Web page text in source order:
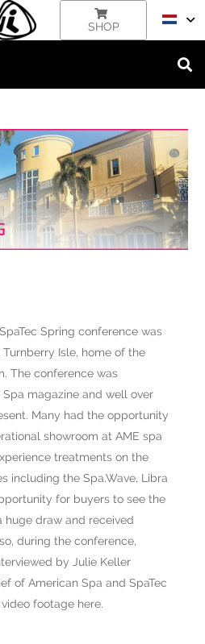
SHOP
Spring conference was
Isle, home of the
The conference was
magazine and well over
Many had the opportunity
showroom at AME spa
treatments on the
including the Spa.Wave, Libra
for buyers to see the
huge draw and received
during the conference,
by Julie Keller
of American Spa and SpaTec
footage here.